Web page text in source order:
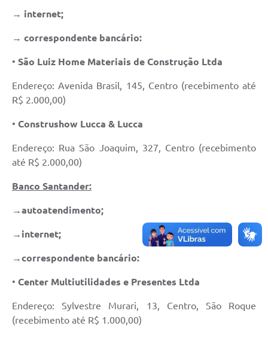
Inscrições para o Castramóvel
Nota Fiscal de Serviço Eletrônica
Notícias
Ouvidorias
PROCON SR
Qualifica São Roque
Sala do Empreendedor - Licenciamento Municipal para MEI
SEBRAE Aqui
2ª Via de Tributos
→ internet;
→ correspondente bancário:
• São Luiz Home Materiais de Construção Ltda
Endereço: Avenida Brasil, 145, Centro (recebimento até
R$ 2.000,00)
• Construshow Lucca & Lucca
Endereço: Rua São Joaquim, 327, Centro (recebimento
até R$ 2.000,00)
Banco Santander:
→autoatendimento;
→internet;
→correspondente bancário:
• Center Multiutilidades e Presentes Ltda
Endereço: Sylvestre Murari, 13, Centro, São Roque
(recebimento até R$ 1.000,00)